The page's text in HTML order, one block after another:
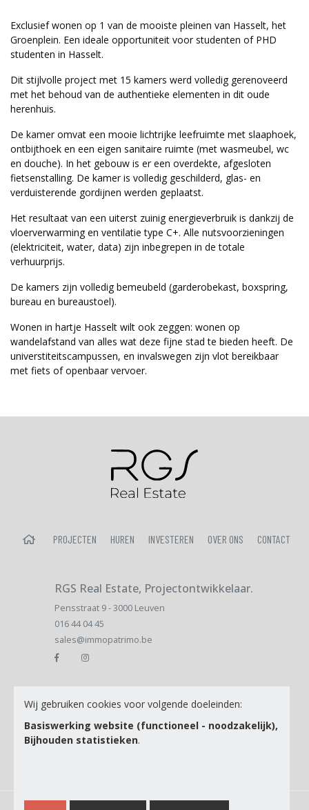
Exclusief wonen op 1 van de mooiste pleinen van Hasselt, het
Groenplein. Een ideale opportuniteit voor studenten of PHD
studenten in Hasselt.
Dit stijlvolle project met 15 kamers werd volledig gerenoveerd
met het behoud van de authentieke elementen in dit oude
herenhuis.
De kamer omvat een mooie lichtrijke leefruimte met slaaphoek,
ontbijthoek en een eigen sanitaire ruimte (met wasmeubel, wc
en douche). In het gebouw is er een overdekte, afgesloten
fietsenstalling. De kamer is volledig geschilderd, glas- en
verduisterende gordijnen werden geplaatst.
Het resultaat van een uiterst zuinig energieverbruik is dankzij de
vloerverwarming en ventilatie type C+. Alle nutsvoorzieningen
(elektriciteit, water, data) zijn inbegrepen in de totale
verhuurprijs.
De kamers zijn volledig bemeubeld (garderobekast, boxspring,
bureau en bureaustoel).
Wonen in hartje Hasselt wilt ook zeggen: wonen op
wandelafstand van alles wat deze fijne stad te bieden heeft. De
universtiteitscampussen, en invalswegen zijn vlot bereikbaar
met fiets of openbaar vervoer.
HOME PROJECTEN HUREN INVESTEREN OVER ONS CONTACT
RGS Real Estate, Projectontwikkelaar.
Pensstraat 9 - 3000 Leuven
016 44 04 45
sales@immopatrimo.be
Email
Ik ga akkoord met de
Wij gebruiken cookies voor volgende doeleinden:
Basiswerking website (functioneel - noodzakelijk),
Bijhouden statistieken.